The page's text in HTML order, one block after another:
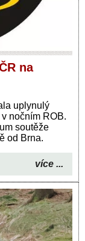
na
uplynulý
nočním ROB.
soutěže
od Brna.
více ...